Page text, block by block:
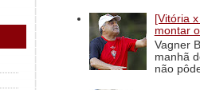
[Vitória
montar
Vagner
manhã
não